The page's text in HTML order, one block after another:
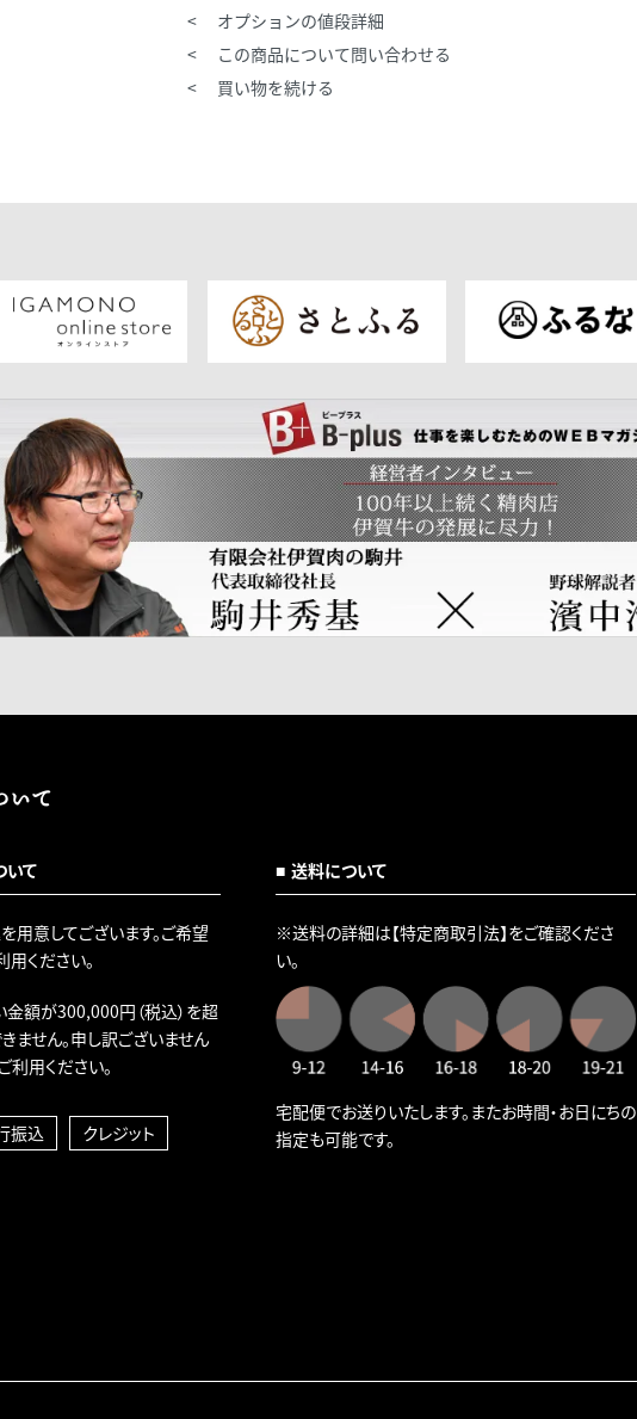
オプションの値段詳細
この商品について問い合わせる
買い物を続ける
いて
いて
用意してございます。ご希望
ください。
額が300,000円（税込）を超
ません。申し訳ございません
利用ください。
振込 クレジット
送料について
※送料の詳細は【特定商取引法】をご確認くださ
い。
宅配便でお送りいたします。またお時間・お日にちの
指定も可能です。